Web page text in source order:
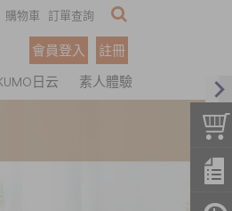
購物車 訂單查詢
會員登入
註冊
日云 素人體驗